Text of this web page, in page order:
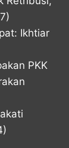
Ikhtiar
PKK